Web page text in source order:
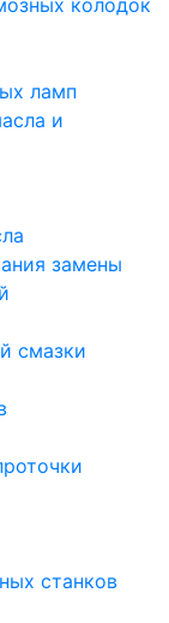
ламп
и
замены
смазки
станков